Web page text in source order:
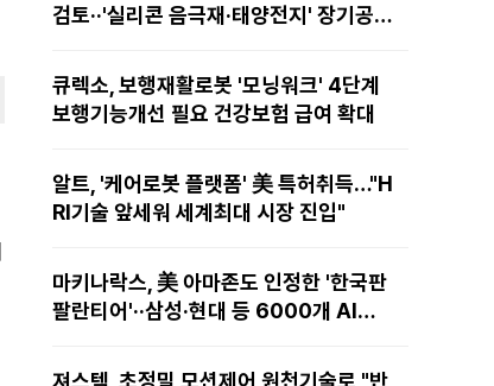
검토··'실리콘 음극재·태양전지' 장기공급
큐렉소, 보행재활로봇 '모닝워크' 4단계
보행기능개선 필요 건강보험 급여 확대
알트, '케어로봇 플랫폼' 美 특허취득…"H
RI기술 앞세워 세계최대 시장 진입"
마키나락스, 美 아마존도 인정한 '한국판
팔란티어'··삼성·현대 등 6000개 AI모
져스텍, 초정밀 모션제어 원천기술로 "반